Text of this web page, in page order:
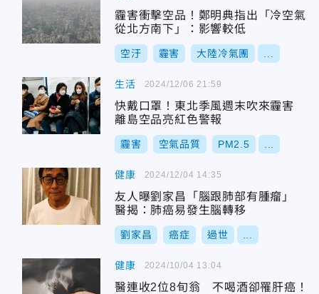
霾害衝擊空品！鄭明典指出「冷空氣
從北方南下」：影響較低
空汙 霾害 大陸冷氣團
生活
快戴口罩！東北季風週末吹來霾害
離島空品亮紅色警報
霾害 空氣品質 PM2.5
2024/12/06 21:59
健康
友人曝劉家昌「腦跟肺部有腫瘤」
醫揭：肺癌易發生腦轉移
劉家昌 癌症 過世
2024/12/04 14:35
健康
醫連收2位8旬翁 不喝酒卻罹肝癌！
2024/10/04 13:04